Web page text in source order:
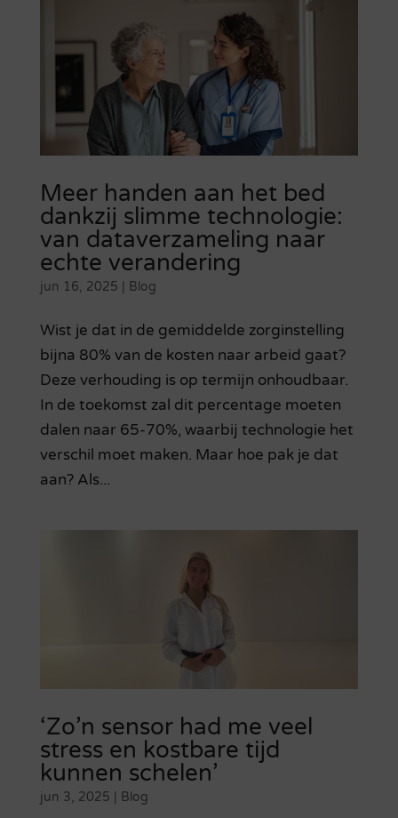
Meer handen aan het bed
dankzij slimme technologie:
van dataverzameling naar
echte verandering
jun 16, 2025 Blog
Wist je dat in de gemiddelde zorginstelling
bijna 80% van de kosten naar arbeid gaat?
Deze verhouding is op termijn onhoudbaar.
In de toekomst zal dit percentage moeten
dalen naar 65-70%, waarbij technologie het
verschil moet maken. Maar hoe pak je dat
aan? Als...
‘Zo’n sensor had me veel
stress en kostbare tijd
kunnen schelen’
jun 3, 2025 Blog